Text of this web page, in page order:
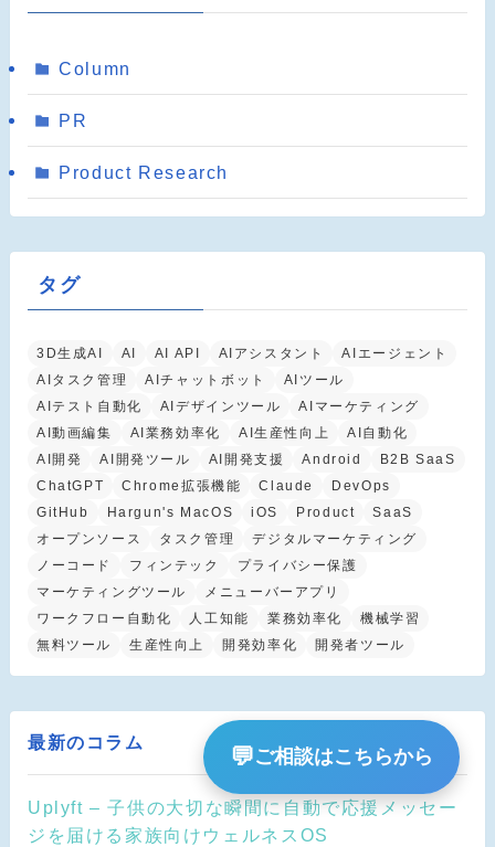
Column
PR
Product Research
タグ
3D生成AI AI AI API AIアシスタント
AIエージェント
AIタスク管理
AIチャットボット
AIツール
AIテスト自動化
AIデザインツール
AIマーケティング
AI動画編集
AI業務効率化 AI生産性向上
AI自動化
AI開発
AI開発ツール AI開発支援 Android
B2B SaaS
ChatGPT
Chrome拡張機能 Claude
DevOps
GitHub
Hargun's MacOS iOS Product
SaaS
オープンソース
タスク管理
デジタルマーケティング
ノーコード
フィンテック
プライバシー保護
マーケティングツール
メニューバーアプリ
ワークフロー自動化
人工知能 業務効率化
機械学習
無料ツール
生産性向上 開発効率化 開発者ツール
最新のコラム
Uplyft – 子供の大切な瞬間に自動で応援メッセー
ジを届ける家族向けウェルネスOS
💬ご相談はこちらから